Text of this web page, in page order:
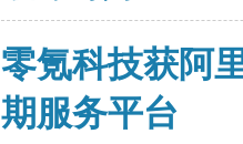
零氪科技获阿
期服务平台